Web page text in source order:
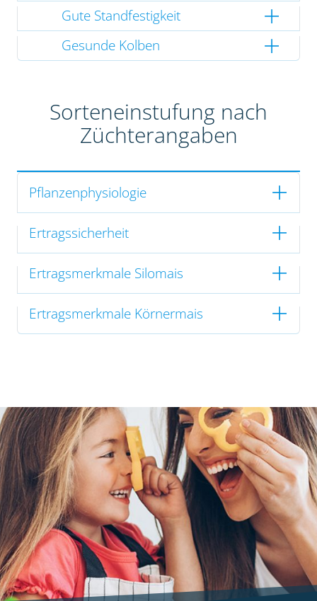
Gute Standfestigkeit
Gesunde Kolben
Sorteneinstufung nach
Züchterangaben
Pflanzenphysiologie
Ertragssicherheit
Ertragsmerkmale Silomais
Ertragsmerkmale Körnermais